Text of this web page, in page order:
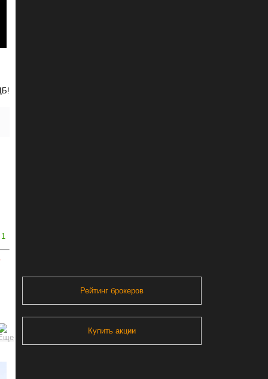
1
Рейтинг брокеров
Купить акции